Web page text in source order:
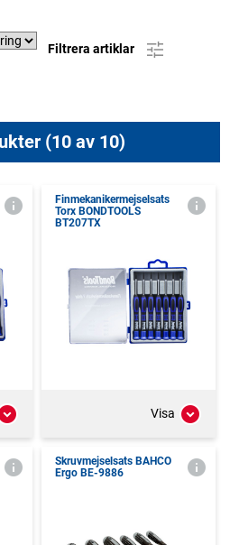
Filtrera artiklar
(10 av 10)
Finmekanikermejselsats
Torx BONDTOOLS
BT207TX
Visa
Skruvmejselsats BAHCO
Ergo BE-9886